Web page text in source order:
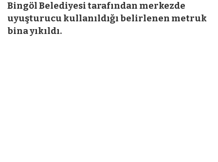
Bingöl Belediyesi tarafından merkezde
uyuşturucu kullanıldığı belirlenen metruk
bina yıkıldı.